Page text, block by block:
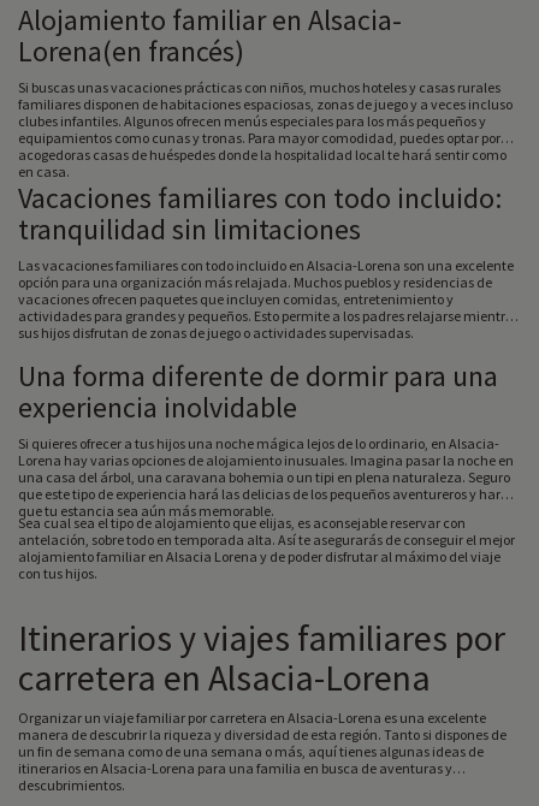
Alojamiento familiar en Alsacia-
Lorena(en francés)
Si buscas unas vacaciones prácticas con niños, muchos hoteles y casas rurales
familiares disponen de habitaciones espaciosas, zonas de juego y a veces incluso
clubes infantiles. Algunos ofrecen menús especiales para los más pequeños y
equipamientos como cunas y tronas. Para mayor comodidad, puedes optar por
acogedoras casas de huéspedes donde la hospitalidad local te hará sentir como
en casa.
Vacaciones familiares con todo incluido:
tranquilidad sin limitaciones
Las vacaciones familiares con todo incluido en Alsacia-Lorena son una excelente
opción para una organización más relajada. Muchos pueblos y residencias de
vacaciones ofrecen paquetes que incluyen comidas, entretenimiento y
actividades para grandes y pequeños. Esto permite a los padres relajarse mientras
sus hijos disfrutan de zonas de juego o actividades supervisadas.
Una forma diferente de dormir para una
experiencia inolvidable
Si quieres ofrecer a tus hijos una noche mágica lejos de lo ordinario, en Alsacia-
Lorena hay varias opciones de alojamiento inusuales. Imagina pasar la noche en
una casa del árbol, una caravana bohemia o un tipi en plena naturaleza. Seguro
que este tipo de experiencia hará las delicias de los pequeños aventureros y hará
que tu estancia sea aún más memorable.
Sea cual sea el tipo de alojamiento que elijas, es aconsejable reservar con
antelación, sobre todo en temporada alta. Así te asegurarás de conseguir el mejor
alojamiento familiar en Alsacia Lorena y de poder disfrutar al máximo del viaje
con tus hijos.
Itinerarios y viajes familiares por
carretera en Alsacia-Lorena
Organizar un viaje familiar por carretera en Alsacia-Lorena es una excelente
manera de descubrir la riqueza y diversidad de esta región. Tanto si dispones de
un fin de semana como de una semana o más, aquí tienes algunas ideas de
itinerarios en Alsacia-Lorena para una familia en busca de aventuras y
descubrimientos.